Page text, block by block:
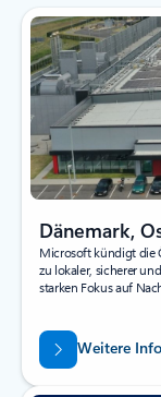
Dänemark,
Microsoft kündigt die
zu lokaler, sicherer
starken Fokus auf
Weitere